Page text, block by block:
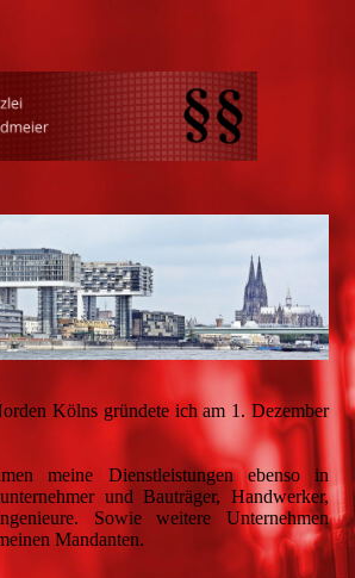
Kölns gründete ich am 1. Dezember
meine Dienstleistungen ebenso in
und Bauträger, Handwerker,
Sowie weitere Unternehmen
Mandanten.